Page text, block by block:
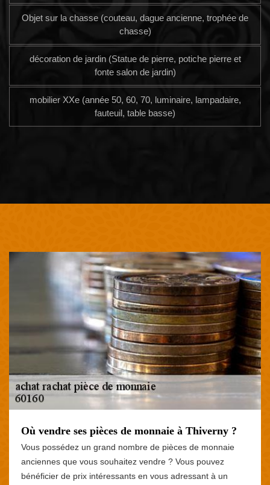
Objet sur la chasse (couteau, dague ancienne, trophée de
chasse)
décoration de jardin (Statue de pierre, potiche pierre et
fonte salon de jardin)
mobilier XXe (année 50, 60, 70, luminaire, lampadaire,
fauteuil, table basse)
Où vendre ses pièces de monnaie à Thiverny ?
Vous possédez un grand nombre de pièces de monnaie
anciennes que vous souhaitez vendre ? Vous pouvez
bénéficier de prix intéressants en vous adressant à un